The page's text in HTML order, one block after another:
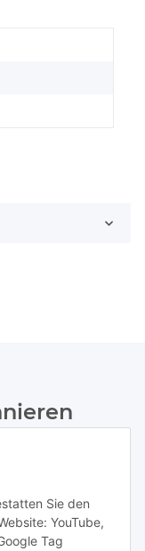
Sie den
YouTube,
Tag
widerruflich
Abonnieren